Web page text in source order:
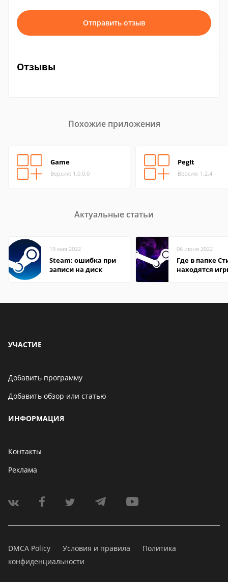
Отправить отзыв
Отзывы
Похожие приложения
Game
Версия: 1.0.0.0
PegIt
Версия: 1.2.4
Актуальные статьи
19 мая 2022
Steam: ошибка при
записи на диск
06 июня 2022
Где в папке
находятся
УЧАСТИЕ
Добавить программу
Добавить обзор или статью
ИНФОРМАЦИЯ
Контакты
Реклама
DMCA Policy Условия и правила
Политика
конфиденциальности